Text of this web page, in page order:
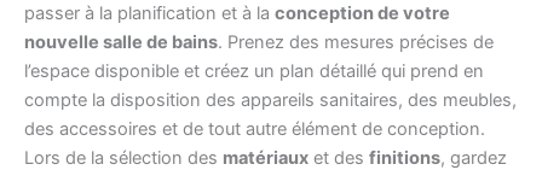
passer à la planification et à la conception de votre
nouvelle salle de bains. Prenez des mesures précises de
l’espace disponible et créez un plan détaillé qui prend en
compte la disposition des appareils sanitaires, des meubles,
des accessoires et de tout autre élément de conception.
Lors de la sélection des matériaux et des finitions, gardez